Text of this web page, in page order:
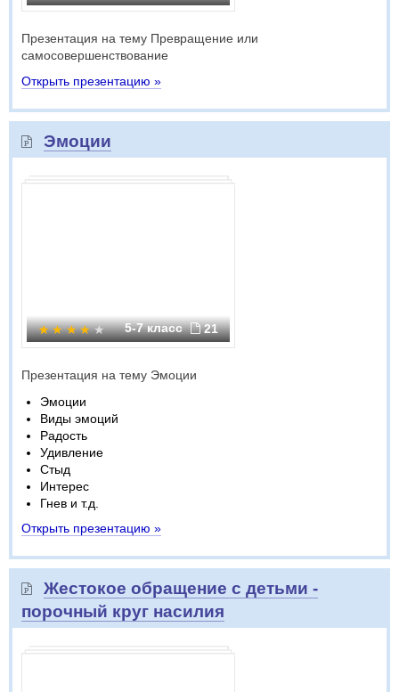
Презентация на тему Превращение или
самосовершенствование
Открыть презентацию »
Эмоции
5-7 класс 21
Презентация на тему Эмоции
Эмоции
Виды эмоций
Радость
Удивление
Стыд
Интерес
Гнев и т.д.
Открыть презентацию »
Жестокое обращение с детьми -
порочный круг насилия